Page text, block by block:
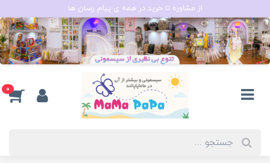
از مشاوره تا خرید در همه ی پیام رسان ها
0